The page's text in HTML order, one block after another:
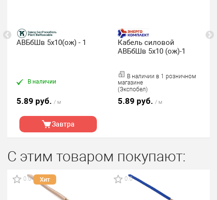
АВБбШв 5х10(ож) - 1
В наличии
5.89 руб. / м
Завтра
Кабель силовой
АВБбШв 5х10 (ож)-1
В наличии в 1 розничном
магазине
(Экспобел)
5.89 руб. / м
С этим товаром покупают:
0.0 Хит 0.0